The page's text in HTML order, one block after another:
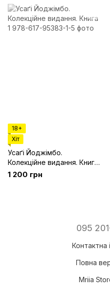
18+
Хіт
Усаґі Йоджімбо.
Колекційне видання. Книга
1
1 200 грн
095
Контактна
Повна
Mriia